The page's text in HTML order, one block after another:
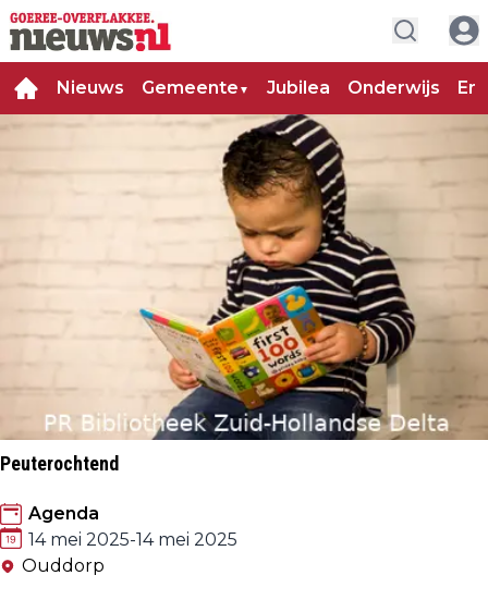
Nieuws Gemeente ▼ Jubilea Onderwijs
Peuterochtend
Agenda
14 mei 2025-14 mei 2025
Ouddorp